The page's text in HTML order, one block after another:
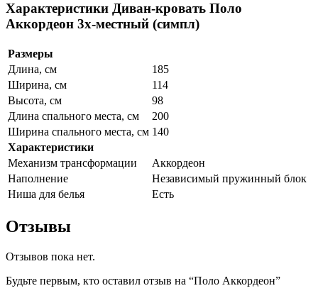
Характеристики Диван-кровать Поло
Аккордеон 3х-местный (симпл)
Размеры
Длина, см
185
Ширина, см
114
Высота, см
98
Длина спального места, см
200
Ширина спального места, см 140
Характеристики
Механизм трансформации
Аккордеон
Наполнение
Независимый пружинный блок
Ниша для белья
Есть
Отзывы
Отзывов пока нет.
Будьте первым, кто оставил отзыв на “Поло Аккордеон”